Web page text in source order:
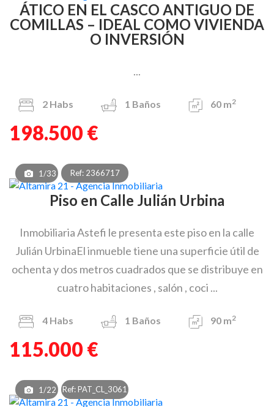
ÁTICO EN EL CASCO ANTIGUO DE
COMILLAS – IDEAL COMO VIVIENDA
O INVERSIÓN
...
2 Habs 1 Baños 60 m2
198.500 €
1/33 Ref: 2366717
Piso en Calle Julián Urbina
Inmobiliaria Astefi le presenta este piso en la calle
Julián UrbinaEl inmueble tiene una superficie útil de
ochenta y dos metros cuadrados que se distribuye en
cuatro habitaciones , salón , coci ...
4 Habs 1 Baños 90 m2
115.000 €
1/22 Ref: PAT_CL_3061